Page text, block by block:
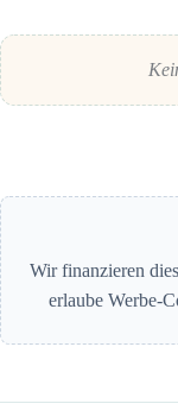
Wir finanzieren
erlaube Werbe-